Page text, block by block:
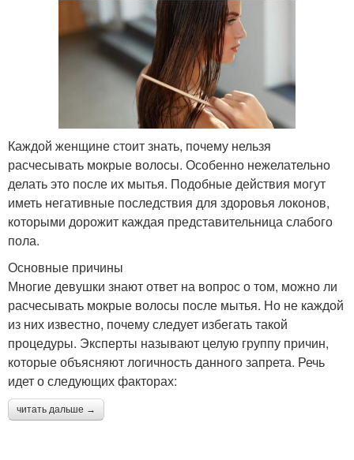
Каждой женщине стоит знать, почему нельзя
расчесывать мокрые волосы. Особенно нежелательно
делать это после их мытья. Подобные действия могут
иметь негативные последствия для здоровья локонов,
которыми дорожит каждая представительница слабого
пола.
Основные причины
Многие девушки знают ответ на вопрос о том, можно ли
расчесывать мокрые волосы после мытья. Но не каждой
из них известно, почему следует избегать такой
процедуры. Эксперты называют целую группу причин,
которые объясняют логичность данного запрета. Речь
идет о следующих факторах:
читать дальше →